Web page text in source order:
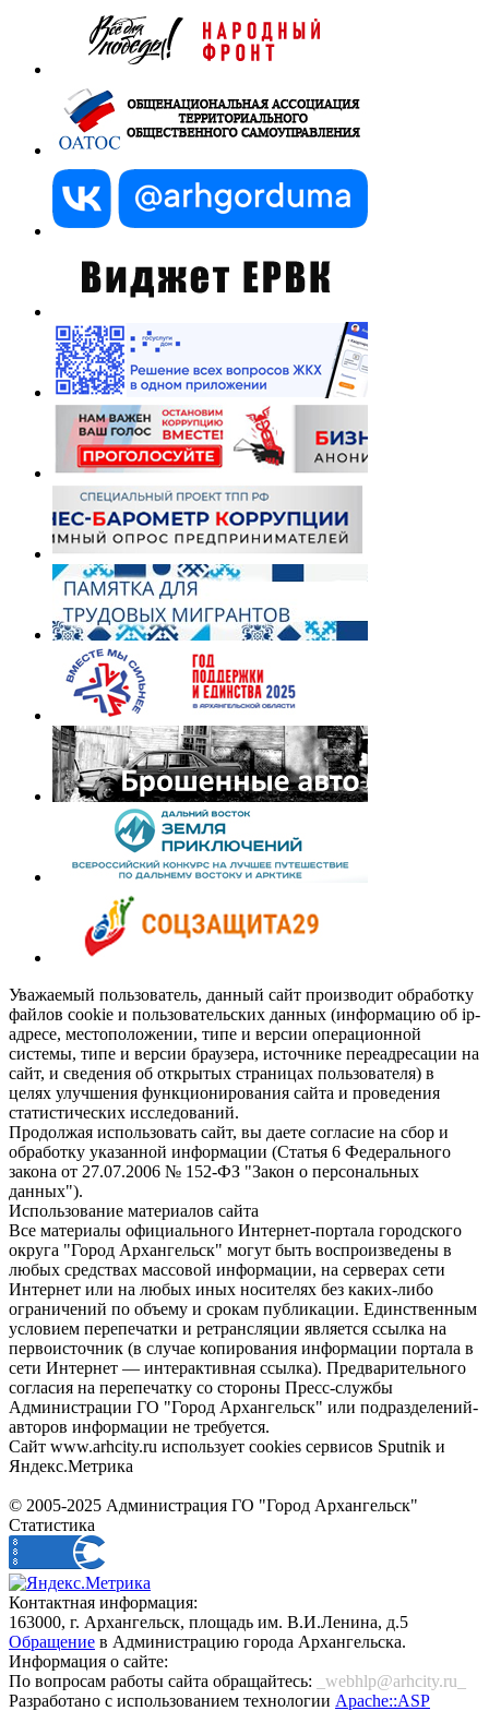
Уважаемый пользователь, данный сайт производит обработку
файлов cookie и пользовательских данных (информацию об ip-
адресе, местоположении, типе и версии операционной
системы, типе и версии браузера, источнике переадресации на
сайт, и сведения об открытых страницах пользователя) в
целях улучшения функционирования сайта и проведения
статистических исследований.
Продолжая использовать сайт, вы даете согласие на сбор и
обработку указанной информации (Статья 6 Федерального
закона от 27.07.2006 № 152-ФЗ "Закон о персональных
данных").
Использование материалов сайта
Все материалы официального Интернет-портала городского
округа "Город Архангельск" могут быть воспроизведены в
любых средствах массовой информации, на серверах сети
Интернет или на любых иных носителях без каких-либо
ограничений по объему и срокам публикации. Единственным
условием перепечатки и ретрансляции является ссылка на
первоисточник (в случае копирования информации портала в
сети Интернет — интерактивная ссылка). Предварительного
согласия на перепечатку со стороны Пресс-службы
Администрации ГО "Город Архангельск" или подразделений-
авторов информации не требуется.
Сайт www.arhcity.ru использует cookies сервисов Sputnik и
Яндекс.Метрика
© 2005-2025 Администрация ГО "Город Архангельск"
Статистика
Контактная информация:
163000, г. Архангельск, площадь им. В.И.Ленина, д.5
Обращение в Администрацию города Архангельска.
Информация о сайте:
По вопросам работы сайта обращайтесь:
_webhlp@arhcity.ru_
Разработано с использованием технологии Apache::ASP